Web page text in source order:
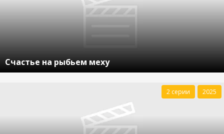
Счастье на рыбьем меху
2 серии 2025